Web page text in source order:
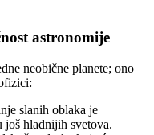
astronomije
neobične planete; ono
slanih oblaka je
još hladnijih svetova.